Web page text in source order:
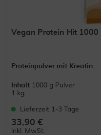
Vegan Protein Hit 1000
Proteinpulver mit Kreatin
Inhalt 1000 g Pulver
1 kg
Lieferzeit 1-3 Tage
33,90 €
inkl. MwSt.